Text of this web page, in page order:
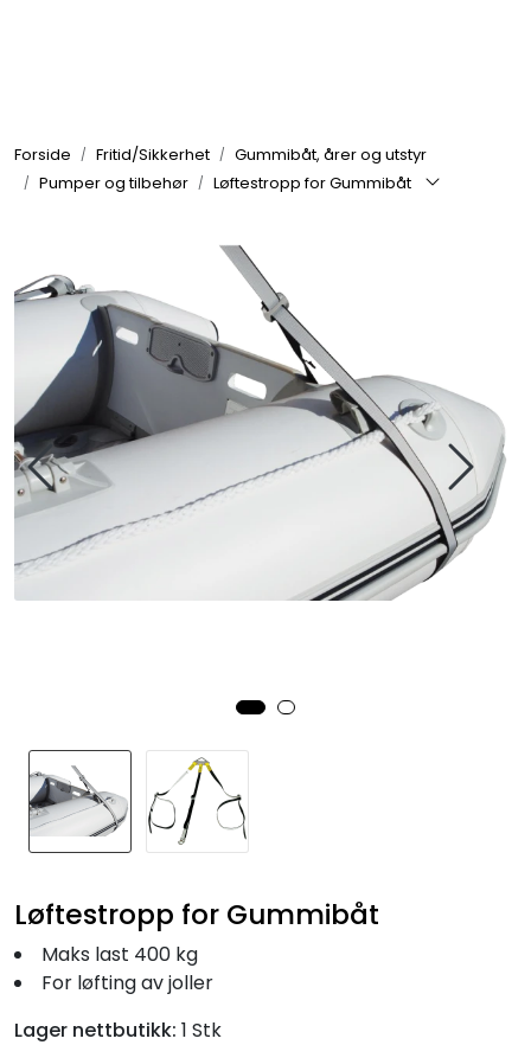
Forside Fritid/Sikkerhet
Gummibåt, årer og utstyr
Pumper og tilbehør
Løftestropp for Gummibåt
Løftestropp for Gummibåt
Maks last 400 kg
For løfting av joller
Lager nettbutikk: 1 Stk
Elektrisk
Komfort
VVS
Motor/Styring
Fortøyning
Fritid/Sikkerhet
Seil
Nyheter